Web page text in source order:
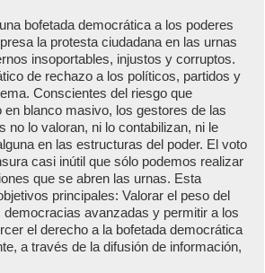
bofetada democrática a los poderes
la protesta ciudadana en las urnas
insoportables, injustos y corruptos.
de rechazo a los políticos, partidos y
Conscientes del riesgo que
en blanco masivo, los gestores de las
no lo valoran, ni lo contabilizan, ni le
en las estructuras del poder. El voto
casi inútil que sólo podemos realizar
que se abren las urnas. Esta
principales: Valorar el peso del
democracias avanzadas y permitir a los
el derecho a la bofetada democrática
a través de la difusión de información,